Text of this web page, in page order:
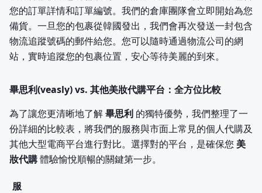
您的訂單詳情和訂單編號。我們的倉庫團隊會立即開始為您
備貨。一旦您的包裹從韓國發出，我們會再次發送一封包含
物流追蹤號碼的郵件給您。您可以隨時通過物流公司的網
站，實時追蹤您的包裹位置，安心等待美麗的到來。
畢思利(veasly) vs. 其他美妝代購平台：全方位比較
為了讓您更清晰地了解畢思利 的獨特優勢，我們整理了一
份詳細的比較表，將我們的服務與市面上常見的個人代購及
其他大型電商平台進行對比。選擇對的平台，是確保您 美
妝代購體驗愉悅順暢的關鍵第一步。
服